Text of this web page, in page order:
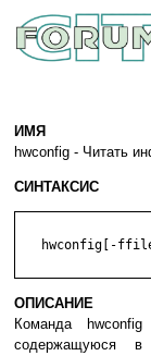
ИМЯ
hwconfig - Читать
СИНТАКСИС
hwconfig[-
ОПИСАНИЕ
Команда
содержащуюся